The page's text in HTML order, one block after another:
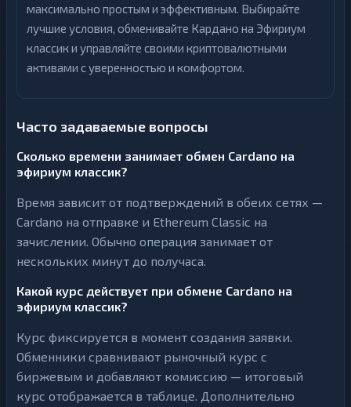
максимально простым и эффективным. Выбирайте
лучшие условия, обменивайте Кардано на Эфириум
классик и управляйте своими криптовалютными
активами с уверенностью и комфортом.
Часто задаваемые вопросы
Сколько времени занимает обмен Cardano на
эфириум классик?
Время зависит от подтверждений в обеих сетях —
Cardano на отправке и Ethereum Classic на
зачислении. Обычно операция занимает от
нескольких минут до получаса.
Какой курс действует при обмене Cardano на
эфириум классик?
Курс фиксируется в момент создания заявки.
Обменники сравнивают рыночный курс с
биржевым и добавляют комиссию — итоговый
курс отображается в таблице. Дополнительно